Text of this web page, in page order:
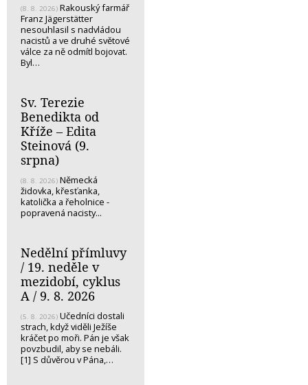
(8. 8. 2026) Rakouský farmář
Franz Jägerstätter
nesouhlasil s nadvládou
nacistů a ve druhé světové
válce za ně odmítl bojovat.
Byl…
Sv. Terezie
Benedikta od
Kříže – Edita
Steinová (9.
srpna)
(8. 8. 2026) Německá
židovka, křesťanka,
katolička a řeholnice -
popravená nacisty...
Nedělní přímluvy
/ 19. neděle v
mezidobí, cyklus
A / 9. 8. 2026
(5. 8. 2026) Učedníci dostali
strach, když viděli Ježíše
kráčet po moři. Pán je však
povzbudil, aby se nebáli.
[1] S důvěrou v Pána,…